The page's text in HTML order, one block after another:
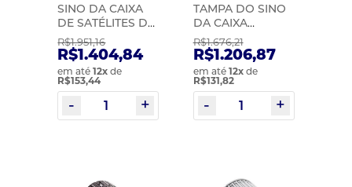
SINO DA CAIXA
DE SATÉLITES DO
REDUZIDO HL5Z |
MIC | 1699
R$1.951,16
R$1.404,84
em até12x de
R$153,44
TAMPA DO SINO
DA CAIXA
SATÉLITE DO
REDUZIDO HL5Z |
MIC | 1704
R$1.676,21
R$1.206,87
em até 12xde
R$131,82